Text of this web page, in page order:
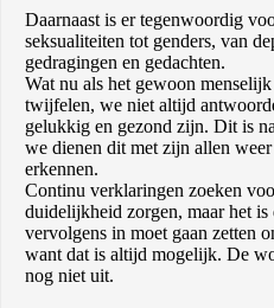
Daarnaast is er tegenwoordig
seksualiteiten tot genders, van
gedragingen en gedachten.
Wat nu als het gewoon
twijfelen, we niet altijd
gelukkig en gezond zijn. Dit is
we dienen dit met zijn allen
erkennen.
Continu verklaringen zoeken
duidelijkheid zorgen, maar het
vervolgens in moet gaan zetten
want dat is altijd mogelijk. De
nog niet uit.